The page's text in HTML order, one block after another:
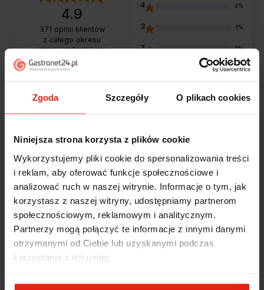
Zgoda Szczegóły O plikach cookies
Niniejsza strona korzysta z plików cookie
Wykorzystujemy pliki cookie do spersonalizowania treści
i reklam, aby oferować funkcje społecznościowe i
analizować ruch w naszej witrynie. Informacje o tym, jak
korzystasz z naszej witryny, udostępniamy partnerom
społecznościowym, reklamowym i analitycznym.
Partnerzy mogą połączyć te informacje z innymi danymi
otrzymanymi od Ciebie lub uzyskanymi podczas
korzystania z ich usług.
4.9
371 opinii klientów
z całego okresu
zebranych i zweryfikowanych przez
4 2%
3 1%
2 0%
1%
filtry
Jak zbieramy opinie?
Alicja zweryfikowano
5
Jestem zaskoczona, że ta paczka dotarła do mnie tak
szybko. Paczka dotarła cała i zdrowa. Szybko,
sprawnie, bez problemów. Bardzo pomocna obsługa
dzisiaj